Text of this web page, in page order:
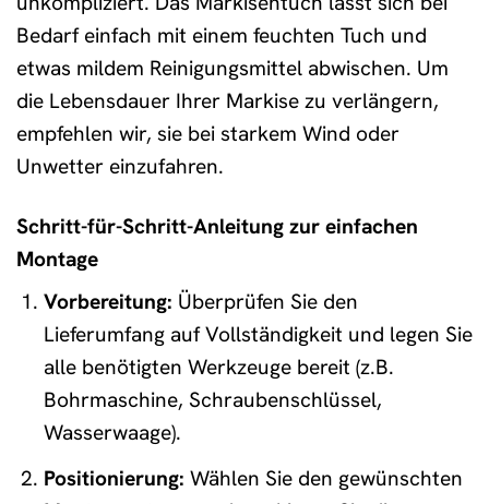
Bedarf einfach mit einem feuchten Tuch und
etwas mildem Reinigungsmittel abwischen. Um
die Lebensdauer Ihrer Markise zu verlängern,
empfehlen wir, sie bei starkem Wind oder
Unwetter einzufahren.
Schritt-für-Schritt-Anleitung zur einfachen
Montage
Vorbereitung: Überprüfen Sie den
Lieferumfang auf Vollständigkeit und legen Sie
alle benötigten Werkzeuge bereit (z.B.
Bohrmaschine, Schraubenschlüssel,
Wasserwaage).
Positionierung: Wählen Sie den gewünschten